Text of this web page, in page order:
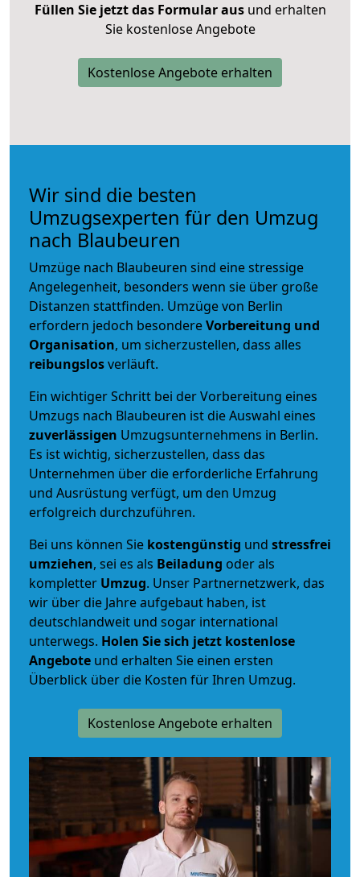
Füllen Sie jetzt das Formular ausund erhalten
Sie kostenlose Angebote
Kostenlose Angebote erhalten
Wir sind die besten
Umzugsexperten für den Umzug
nach Blaubeuren
Umzüge nach Blaubeuren sind eine stressige
Angelegenheit, besonders wenn sie über große
Distanzen stattfinden. Umzüge von Berlin
erfordern jedoch besondereVorbereitung und
Organisation, um sicherzustellen, dass alles
reibungslosverläuft.
Ein wichtiger Schritt bei der Vorbereitung eines
Umzugs nach Blaubeuren ist die Auswahl eines
zuverlässigen Umzugsunternehmens in Berlin.
Es ist wichtig, sicherzustellen, dass das
Unternehmen über die erforderliche Erfahrung
und Ausrüstung verfügt, um den Umzug
erfolgreich durchzuführen.
Bei uns können Sie kostengünstig und stressfrei
umziehen, sei es als Beiladung oder als
kompletter Umzug. Unser Partnernetzwerk, das
wir über die Jahre aufgebaut haben, ist
deutschlandweit und sogar international
unterwegs. Holen Sie sich jetzt kostenlose
Angebote und erhalten Sie einen ersten
Überblick über die Kosten für Ihren Umzug.
Kostenlose Angebote erhalten